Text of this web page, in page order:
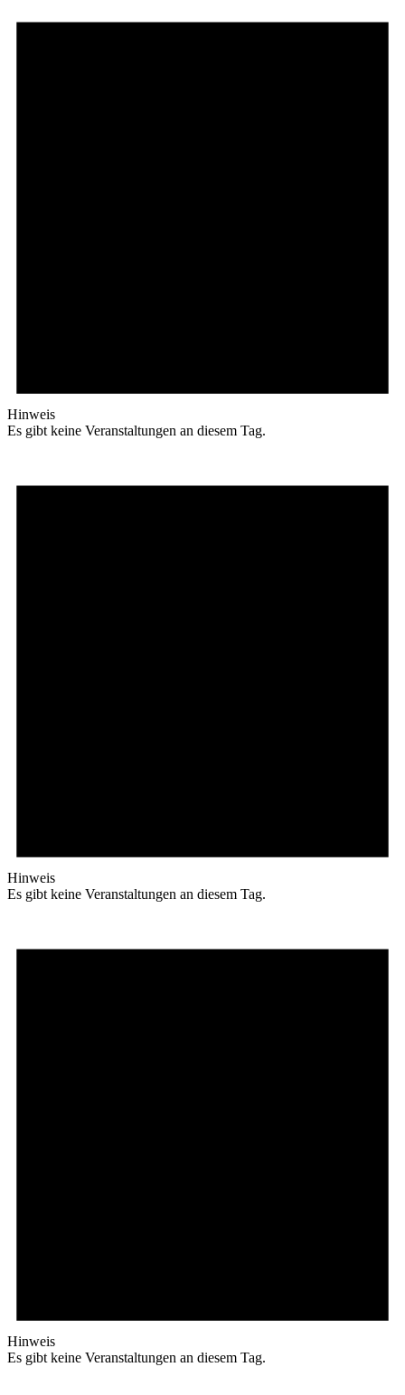
Hinweis
Es gibt keine Veranstaltungen an diesem Tag.
Hinweis
Es gibt keine Veranstaltungen an diesem Tag.
Hinweis
Es gibt keine Veranstaltungen an diesem Tag.